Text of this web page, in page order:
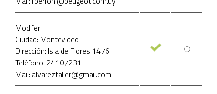
Modifer
Ciudad: Montevideo
Dirección: Isla de Flores 1476
Teléfono: 24107231
Mail: alvareztaller@gmail.com